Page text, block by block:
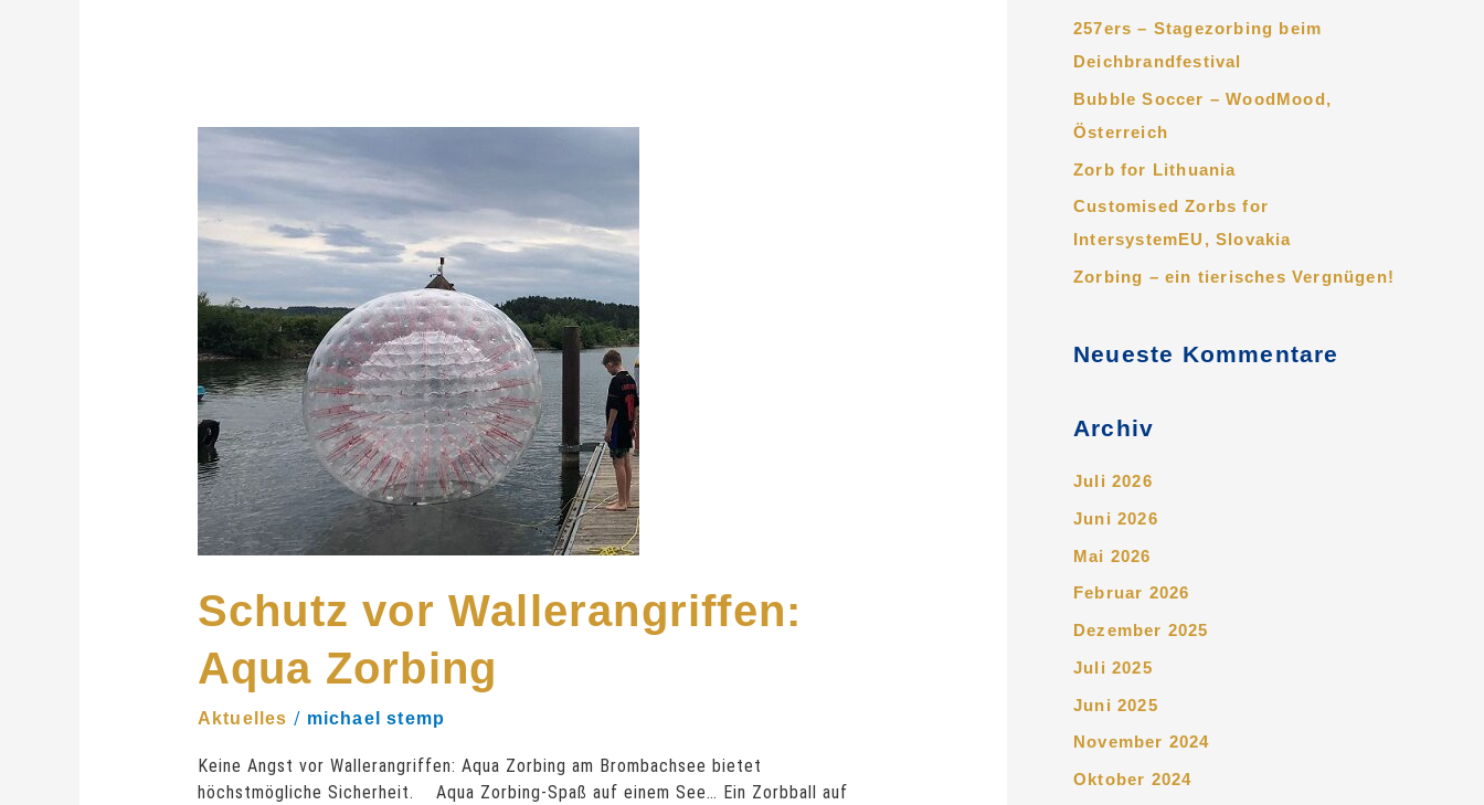
Schutz vor Wallerangriffen:
Aqua Zorbing
Aktuelles / michael stemp
Keine Angst vor Wallerangriffen: Aqua Zorbing am Brombachsee bietet
höchstmögliche Sicherheit. Aqua Zorbing-Spaß auf einem See… Ein Zorbball auf
Schutz
Wallerangriffen:
Aqua
Zorbing
e
n
n
a
c
257ers – Stagezorbing beim
Deichbrandfestival
Bubble Soccer – WoodMood,
Österreich
Zorb for Lithuania
Customised Zorbs for
IntersystemEU, Slovakia
Zorbing – ein tierisches Vergnügen!
Neueste Kommentare
Archiv
Juli 2026
Juni 2026
Mai 2026
Februar 2026
Dezember 2025
Juli 2025
Juni 2025
November 2024
Oktober 2024